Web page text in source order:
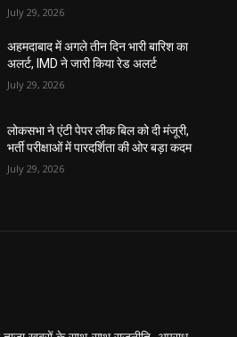
July 29, 2026
अहमदाबाद में अगले तीन दिन भारी बारिश का
अलर्ट, IMD ने जारी किया रेड अलर्ट
July 29, 2026
लोकसभा ने एंटी पेपर लीक बिल को दी मंजूरी,
भर्ती परीक्षाओं में पारदर्शिता की ओर बड़ा कदम
July 29, 2026